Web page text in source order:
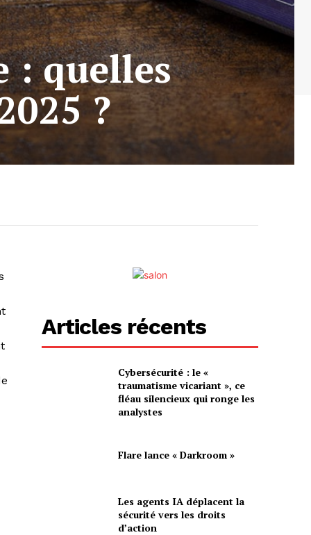
: quelles
?
Articles récents
Cybersécurité : le «
traumatisme vicariant », ce
fléau silencieux qui ronge les
analystes
Flare lance « Darkroom »
Les agents IA déplacent la
sécurité vers les droits
d’action